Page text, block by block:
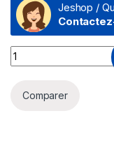
Jeshop /
Prix Imprimante
Comparer